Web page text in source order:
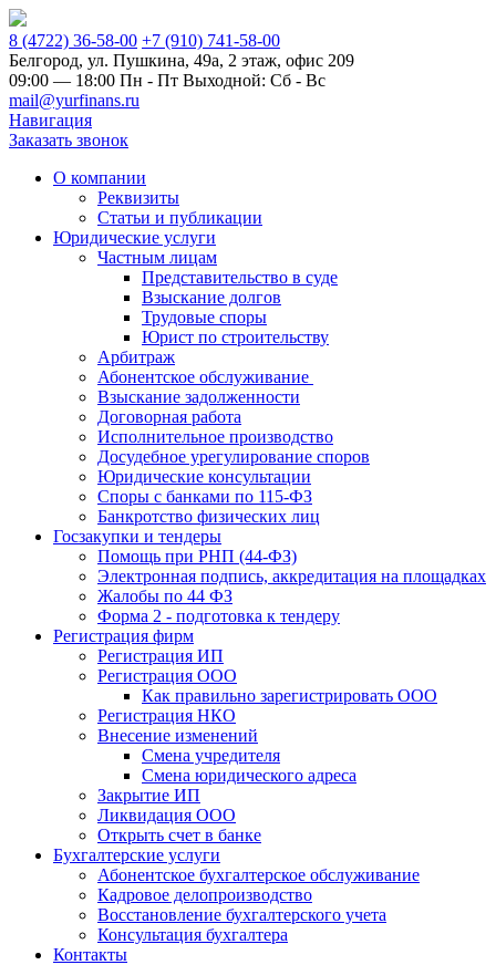
8 (4722) 36-58-00 +7 (910) 741-58-00
Белгород, ул. Пушкина, 49а, 2 этаж, офис 209
09:00 — 18:00 Пн - Пт Выходной: Сб - Вс
mail@yurfinans.ru
Навигация
Заказать звонок
О компании
Реквизиты
Статьи и публикации
Юридические услуги
Частным лицам
Представительство в суде
Взыскание долгов
Трудовые споры
Юрист по строительству
Арбитраж
Абонентское обслуживание
Взыскание задолженности
Договорная работа
Исполнительное производство
Досудебное урегулирование споров
Юридические консультации
Споры с банками по 115-ФЗ
Банкротство физических лиц
Госзакупки и тендеры
Помощь при РНП (44-ФЗ)
Электронная подпись, аккредитация на площадках
Жалобы по 44 ФЗ
Форма 2 - подготовка к тендеру
Регистрация фирм
Регистрация ИП
Регистрация ООО
Как правильно зарегистрировать ООО
Регистрация НКО
Внесение изменений
Смена учредителя
Смена юридического адреса
Закрытие ИП
Ликвидация ООО
Открыть счет в банке
Бухгалтерские услуги
Абонентское бухгалтерское обслуживание
Кадровое делопроизводство
Восстановление бухгалтерского учета
Консультация бухгалтера
Контакты